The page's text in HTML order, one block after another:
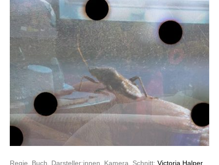
Regie, Buch, Darsteller:innen, Kamera, Schnitt: Victoria Halper